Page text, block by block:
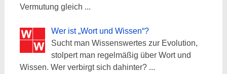
Vermutung gleich ...
Wer ist „Wort und Wissen“?
Sucht man Wissenswertes zur Evolution,
stolpert man regelmäßig über Wort und
Wissen. Wer verbirgt sich dahinter?...